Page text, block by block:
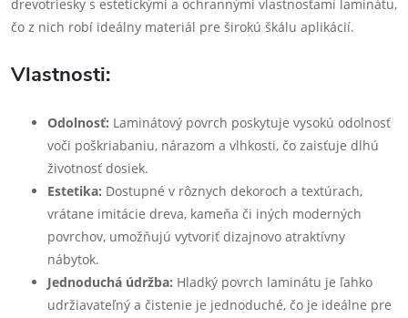
drevotriesky s estetickými a ochrannými vlastnosťami laminátu,
čo z nich robí ideálny materiál pre širokú škálu aplikácií.
Vlastnosti:
Odolnosť: Laminátový povrch poskytuje vysokú odolnosť
voči poškriabaniu, nárazom a vlhkosti, čo zaisťuje dlhú
životnosť dosiek.
Estetika: Dostupné v rôznych dekoroch a textúrach,
vrátane imitácie dreva, kameňa či iných moderných
povrchov, umožňujú vytvoriť dizajnovo atraktívny
nábytok.
Jednoduchá údržba: Hladký povrch laminátu je ľahko
udržiavateľný a čistenie je jednoduché, čo je ideálne pre